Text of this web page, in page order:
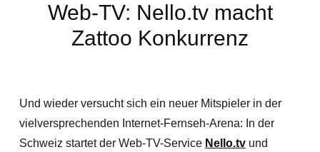
Web-TV: Nello.tv macht
Zattoo Konkurrenz
Und wieder versucht sich ein neuer Mitspieler in der
vielversprechenden Internet-Fernseh-Arena: In der
Schweiz startet der Web-TV-Service Nello.tvund